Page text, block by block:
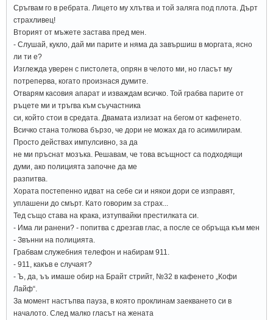
Сръгвам го в ребрата. Лицето му хлътва и той заляга под плота. Дърт
страхливец!
Вторият от мъжете застава пред мен.
- Слушай, кукло, дай ми парите и няма да завършиш в моргата, ясно
ли ти е?
Изглежда уверен с пистолета, опрян в челото ми, но гласът му
потреперва, когато произнася думите.
Отварям касовия апарат и изваждам всичко. Той грабва парите от
ръцете ми и тръгва към съучастника
си, който стои в средата. Двамата излизат на бегом от кафенето.
Всичко стана толкова бързо, че дори не можах да го асимилирам.
Просто действах импулсивно, за да
не ми пръснат мозъка. Решавам, че това всъщност са подходящи
думи, ако полицията започне да ме
разпитва.
Хората постепенно идват на себе си и някои дори се изправят,
уплашени до смърт. Като говорим за страх...
Тед също става на крака, изтупвайки престилката си.
- Има ли ранени? - попитва с дрезгав глас, а после се обръща към мен
- Звънни на полицията.
Грабвам служебния телефон и набирам 911.
- 911, какъв е случаят?
- Ъ, да, ъъ имаше обир на Брайт стрийт, №32 в кафенето „Кофи
Лайф“.
За момент настъпва пауза, в която проклинам заекването си в
началото. След малко гласът на жената